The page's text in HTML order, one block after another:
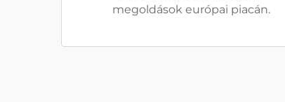
megoldások európai piacán.